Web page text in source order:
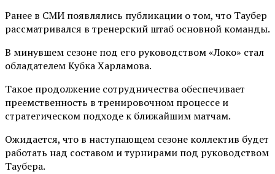
Ранее в СМИ появлялись публикации о том, что Таубер
рассматривался в тренерский штаб основной команды.
В минувшем сезоне под его руководством «Локо» стал
обладателем Кубка Харламова.
Такое продолжение сотрудничества обеспечивает
преемственность в тренировочном процессе и
стратегическом подходе к ближайшим матчам.
Ожидается, что в наступающем сезоне коллектив будет
работать над составом и турнирами под руководством
Таубера.